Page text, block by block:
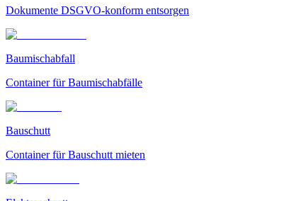
Dokumente DSGVO-konform entsorgen
Baumischabfall
Container für Baumischabfälle
Bauschutt
Container für Bauschutt mieten